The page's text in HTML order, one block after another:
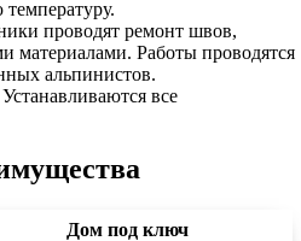
проводят ремонт швов,
материалами. Работы проводятся
альпинистов.
все
Дом под ключ